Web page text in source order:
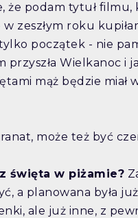
że podam tytuł
w zeszłym roku
początek - nie
przyszła Wielkanoc i
mąż będzie miał
może też być
święta w piżamie?
a planowana była
ale już inne, z